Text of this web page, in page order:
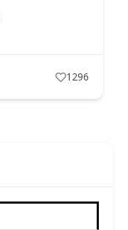
1296